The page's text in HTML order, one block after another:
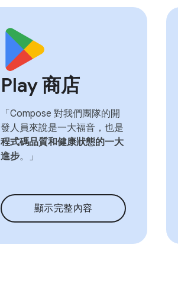
Play 商店
「Compose 對我們團隊的開
發人員來說是一大福音，也是
程式碼品質和健康狀態的一大
進步。」
顯示完整內容